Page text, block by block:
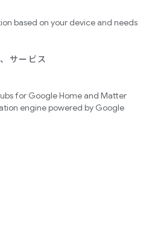
based on your device and needs
サービス
for Google Home and Matter
engine powered by Google